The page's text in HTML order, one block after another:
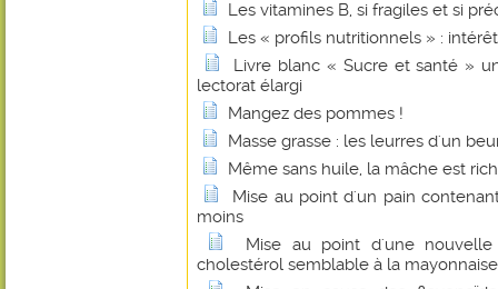
Les vitamines B, si fragiles et si
Les « profils nutritionnels » :
Livre blanc « Sucre et santé »
lectorat élargi
Mangez des pommes !
Masse grasse : les leurres d'un
Même sans huile, la mâche est
Mise au point d'un pain
moins
Mise au point d'une
cholestérol semblable à la mayonnaise